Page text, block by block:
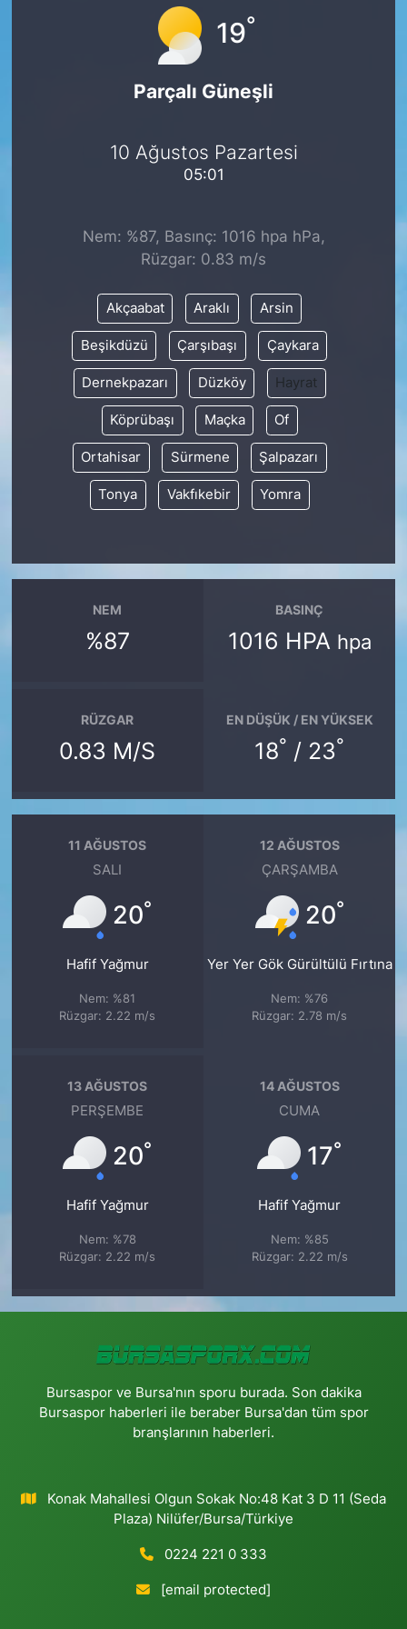
19°
Parçalı Güneşli
10 Ağustos Pazartesi
05:01
Nem: %87, Basınç: 1016 hpa hPa,
Rüzgar: 0.83 m/s
Akçaabat Araklı Arsin
Beşikdüzü Çarşıbaşı Çaykara
Dernekpazarı Düzköy Hayrat
Köprübaşı Maçka Of
Ortahisar Sürmene Şalpazarı
Tonya Vakfıkebir Yomra
NEM
%87
BASINÇ
1016 HPA hpa
RÜZGAR
0.83 M/S
EN DÜŞÜK / EN YÜKSEK
18° / 23°
11 AĞUSTOS
SALI
20°
Hafif Yağmur
Nem: %81
Rüzgar: 2.22 m/s
12 AĞUSTOS
ÇARŞAMBA
20°
Yer Yer Gök Gürültülü Fırtına
Nem: %76
Rüzgar: 2.78 m/s
13 AĞUSTOS
PERŞEMBE
20°
Hafif Yağmur
Nem: %78
Rüzgar: 2.22 m/s
14 AĞUSTOS
CUMA
17°
Hafif Yağmur
Nem: %85
Rüzgar: 2.22 m/s
Bursaspor ve Bursa'nın sporu burada. Son dakika
Bursaspor haberleri ile beraber Bursa'dan tüm spor
branşlarının haberleri.
Konak Mahallesi Olgun Sokak No:48 Kat 3 D 11 (Seda
Plaza) Nilüfer/Bursa/Türkiye
0224 221 0 333
[email protected]